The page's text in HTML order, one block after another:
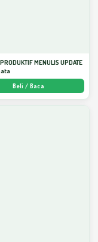
MENULIS UPDATE
Beli / Baca